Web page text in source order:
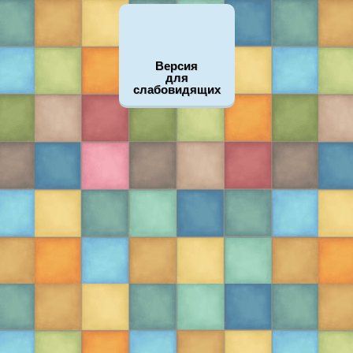
Версия
для
слабовидящих